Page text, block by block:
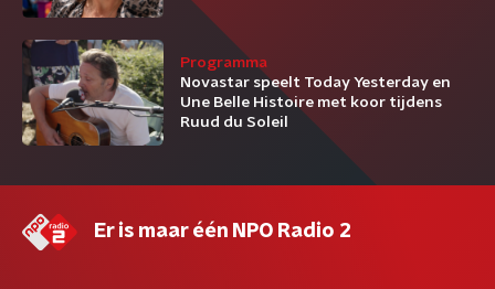
Programma
Novastar speelt Today Yesterday en
Une Belle Histoire met koor tijdens
Ruud du Soleil
Er is maar één NPO Radio 2